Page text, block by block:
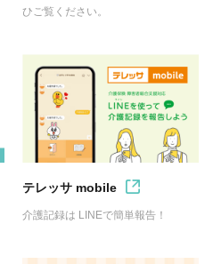
ひご覧ください。
テレッサ mobile
介護記録は LINEで簡単報告！